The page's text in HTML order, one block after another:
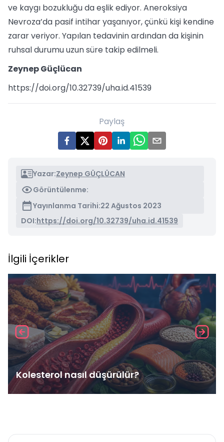
ve kaygı bozukluğu da eşlik ediyor. Aneroksiya
Nevroza’da pasif intihar yaşanıyor, çünkü kişi kendine
zarar veriyor. Yapılan tedavinin ardından da kişinin
ruhsal durumu uzun süre takip edilmeli.
Zeynep Güçlücan
https://doi.org/10.32739/uha.id.41539
Paylaş
Yazar:Zeynep GÜÇLÜCAN
Görüntülenme:
Yayınlanma Tarihi:22 Ağustos 2023
DOI:https://doi.org/10.32739/uha.id.41539
İlgili İçerikler
Kolesterol nasıl düşürülür?